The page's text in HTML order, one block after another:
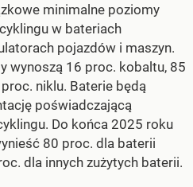
minimalne poziomy
w bateriach
pojazdów i maszyn.
wynoszą 16 proc. kobaltu, 85
niklu. Baterie będą
poświadczającą
Do końca 2025 roku
80 proc. dla baterii
dla innych zużytych baterii.